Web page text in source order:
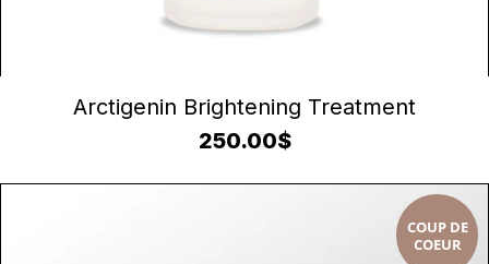
AJOUTER AU PANIER
Arctigenin Brightening Treatment
250.00$
COUP DE
COEUR